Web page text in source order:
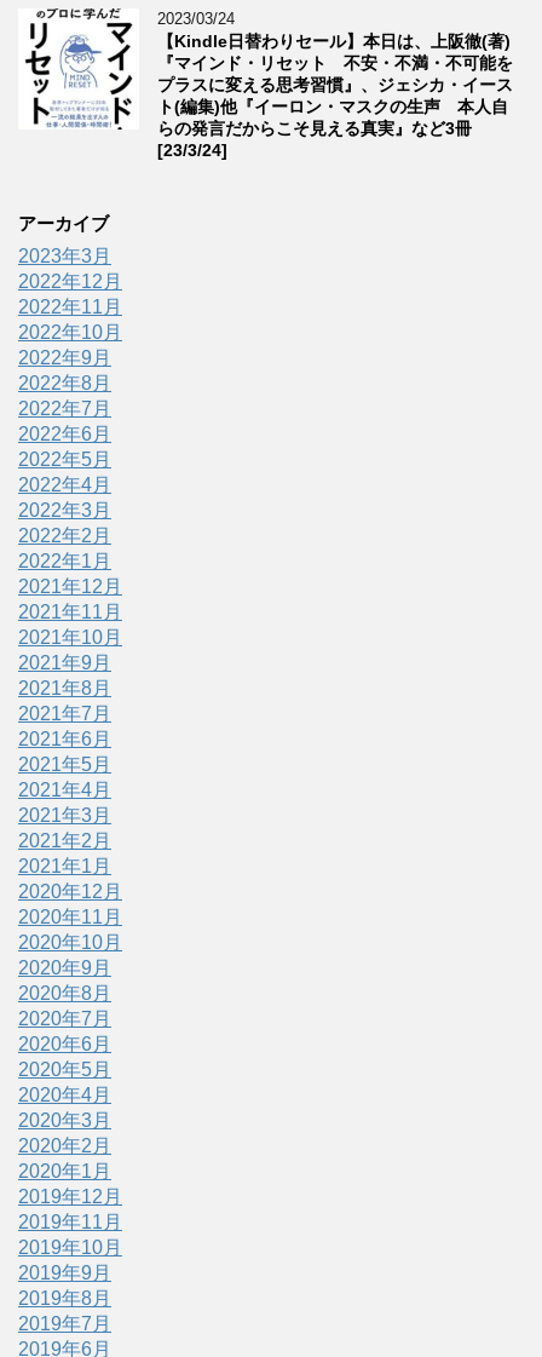
2023/03/24
【Kindle日替わりセール】本日は、上阪徹(著)
『マインド・リセット 不安・不満・不可能を
プラスに変える思考習慣』、ジェシカ・イース
ト(編集)他『イーロン・マスクの生声 本人自
らの発言だからこそ見える真実』など3冊
[23/3/24]
アーカイブ
2023年3月
2022年12月
2022年11月
2022年10月
2022年9月
2022年8月
2022年7月
2022年6月
2022年5月
2022年4月
2022年3月
2022年2月
2022年1月
2021年12月
2021年11月
2021年10月
2021年9月
2021年8月
2021年7月
2021年6月
2021年5月
2021年4月
2021年3月
2021年2月
2021年1月
2020年12月
2020年11月
2020年10月
2020年9月
2020年8月
2020年7月
2020年6月
2020年5月
2020年4月
2020年3月
2020年2月
2020年1月
2019年12月
2019年11月
2019年10月
2019年9月
2019年8月
2019年7月
2019年6月